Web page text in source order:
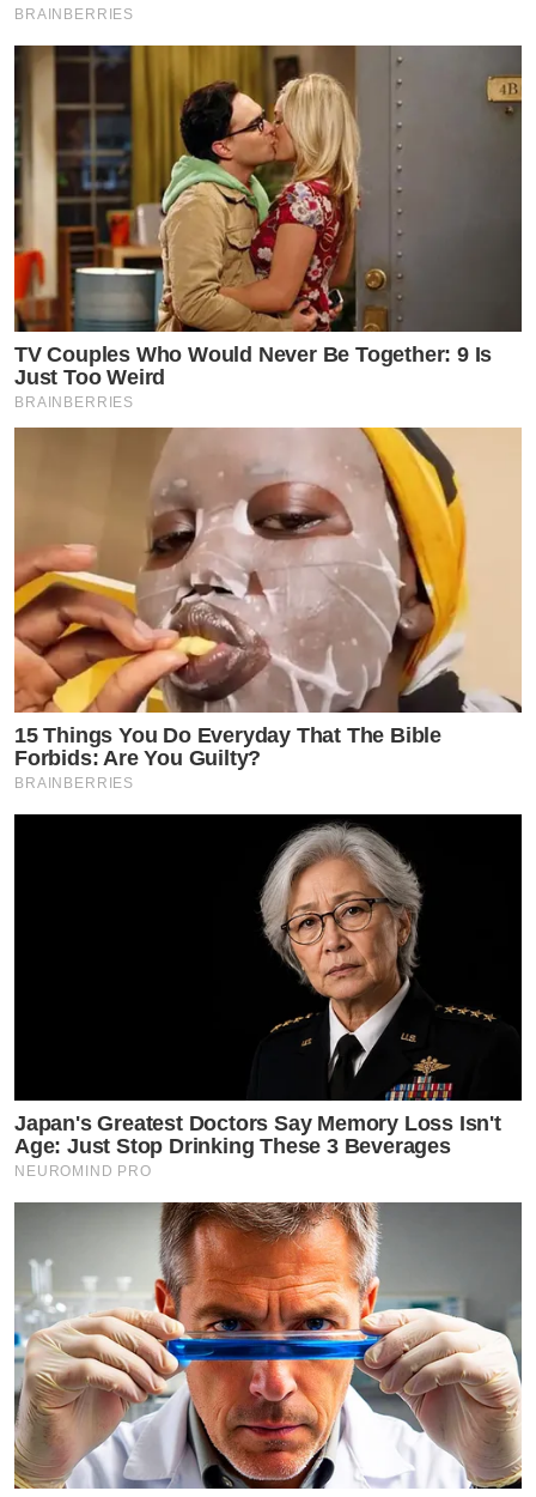
BRAINBERRIES
TV Couples Who Would Never Be Together: 9 Is
Just Too Weird
BRAINBERRIES
15 Things You Do Everyday That The Bible
Forbids: Are You Guilty?
BRAINBERRIES
Japan's Greatest Doctors Say Memory Loss Isn't
Age: Just Stop Drinking These 3 Beverages
NEUROMIND PRO